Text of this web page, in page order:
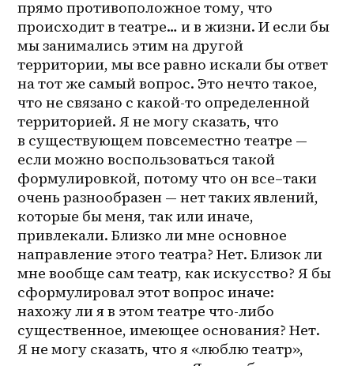
прямо противоположное тому, что
происходит в театре… и в жизни. И если бы
мы занимались этим на другой
территории, мы все равно искали бы ответ
на тот же самый вопрос. Это нечто такое,
что не связано с какой-то определенной
территорией. Я не могу сказать, что
в существующем повсеместно театре —
если можно воспользоваться такой
формулировкой, потому что он все–таки
очень разнообразен — нет таких явлений,
которые бы меня, так или иначе,
привлекали. Близко ли мне основное
направление этого театра? Нет. Близок ли
мне вообще сам театр, как искусство? Я бы
сформулировал этот вопрос иначе:
нахожу ли я в этом театре что-либо
существенное, имеющее основания? Нет.
Я не могу сказать, что я «люблю театр»,